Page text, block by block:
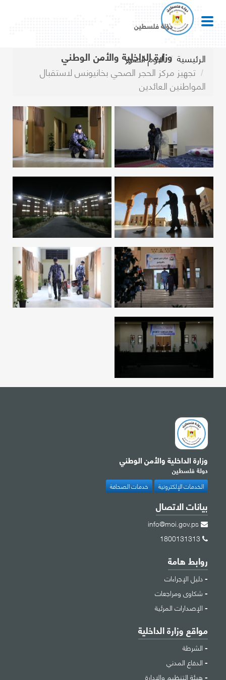
دولة فلسطين
وزارة الداخلية والأمن الوطني الرئيسية ألبوم الصور
تجهيز مركز الحجر الصحي بخانيونس لاستقبال
المواطنين العائدين
وزارة الداخلية والأمن الوطني
دولة فلسطين
الخدمات الإلكترونية خدمات الصحافة
بيانات الاتصال
info@moi.gov.ps
روابط هامة
دليل الإجراءات
شكاوى ومراجعات
الإصدارات المرئية
مواقع وزارة الداخلية
الشرطة
الدفاع المدني
هيئة التنظيم والإدارة